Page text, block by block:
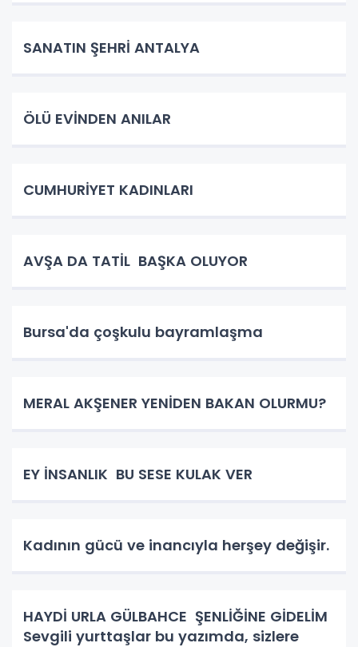
SANATIN ŞEHRİ ANTALYA
ÖLÜ EVİNDEN ANILAR
CUMHURİYET KADINLARI
AVŞA DA TATİL BAŞKA OLUYOR
Bursa'da çoşkulu bayramlaşma
MERAL AKŞENER YENİDEN BAKAN OLURMU?
EY İNSANLIK BU SESE KULAK VER
Kadının gücü ve inancıyla herşey değişir.
HAYDİ URLA GÜLBAHCE ŞENLİĞİNE GİDELİM
Sevgili yurttaşlar bu yazımda, sizlere